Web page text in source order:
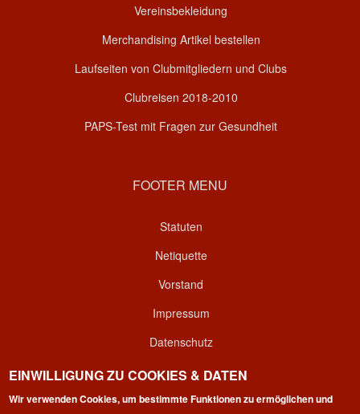
Vereinsbekleidung
Merchandising Artikel bestellen
Laufseiten von Clubmitgliedern und Clubs
Clubreisen 2018-2010
PAPS-Test mit Fragen zur Gesundheit
FOOTER MENU
Statuten
Netiquette
Vorstand
Impressum
Datenschutz
Kontakt
Login
EINWILLIGUNG ZU COOKIES & DATEN
Wir verwenden Cookies, um bestimmte Funktionen zu ermöglichen und